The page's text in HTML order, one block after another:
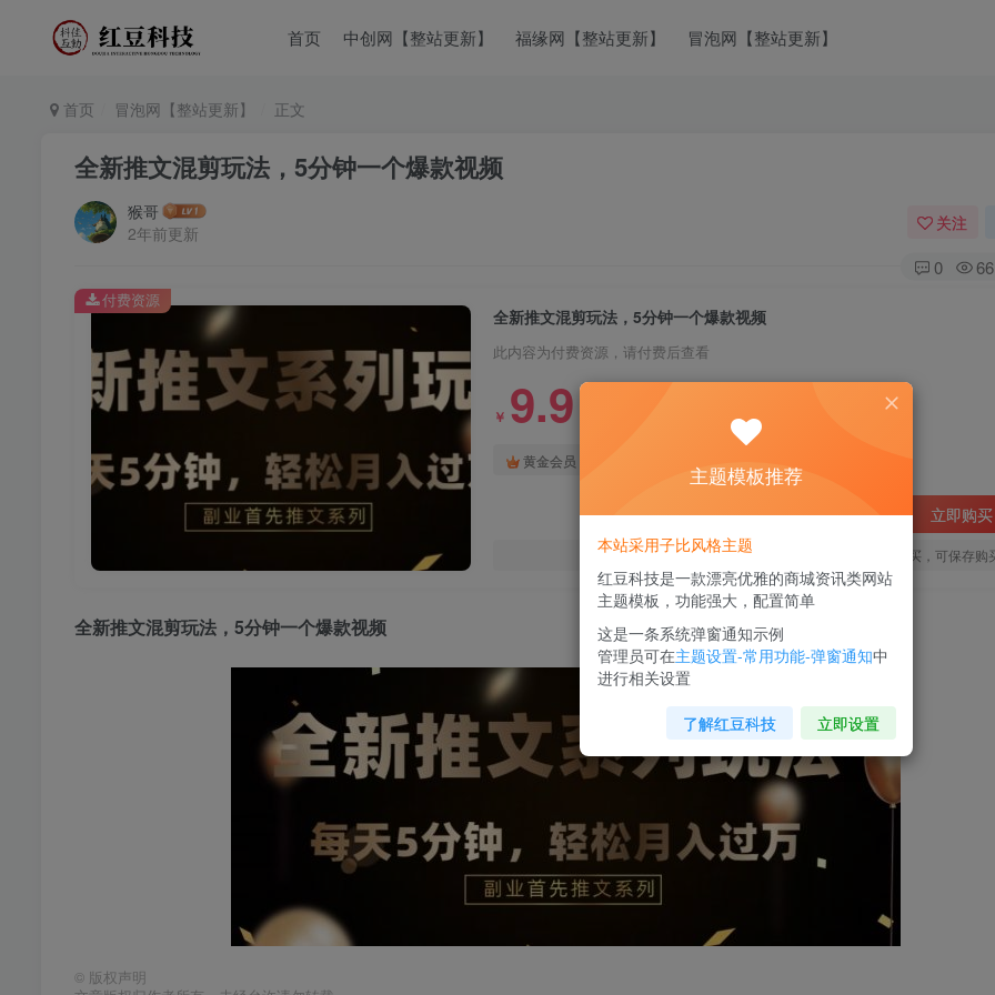
首页 中创网【整站更新】 福缘网【整站更新】 冒泡网【整站更新】
首页 冒泡网【整站更新】 正文
全新推文混剪玩法，5分钟一个爆款视频
猴哥
2年前更新
关注
0 66
全新推文混剪玩法，5分钟一个爆款视频
此内容为付费资源，请付费后查看
￥ 9.9
黄金会员
立即购买
您当前未登录！建议登陆后购买，可保存购
付费资源
全新推文混剪玩法 ，5分钟一个爆款视频
© 版权声明
主题模板推荐
本站采用子比风格主题
红豆科技是一款漂亮优雅的商城资讯类网站
主题模板，功能强大，配置简单
这是一条系统弹窗通知示例
管理员可在主题设置-常用功能-弹窗通知中
进行相关设置
了解红豆科技 立即设置